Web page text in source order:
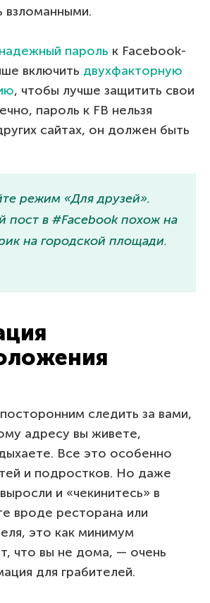
взломанными.
надежный пароль к Facebook-
включить двухфакторную
, чтобы лучше защитить свои
пароль к FB нельзя
сайтах, он должен быть
режим «Для друзей».
пост в #Facebook похож на
на городской площади.
следить за вами,
адресу вы живете,
Все это особенно
и подростков. Но даже
и «чекинитесь» в
вроде ресторана или
это как минимум
что вы не дома, — очень
для грабителей.